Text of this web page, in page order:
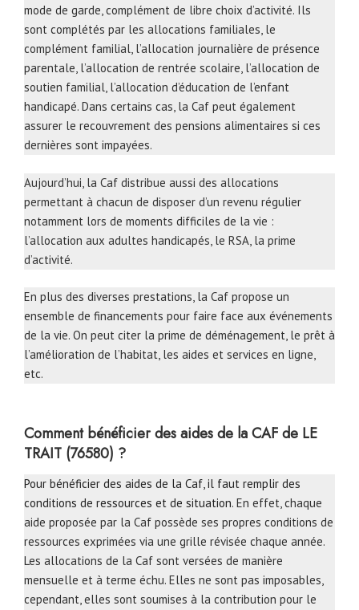
mode de garde, complément de libre choix d’activité. Ils
sont complétés par les allocations familiales, le
complément familial, l’allocation journalière de présence
parentale, l’allocation de rentrée scolaire, l’allocation de
soutien familial, l’allocation d’éducation de l’enfant
handicapé. Dans certains cas, la Caf peut également
assurer le recouvrement des pensions alimentaires si ces
dernières sont impayées.
Aujourd’hui, la Caf distribue aussi des allocations
permettant à chacun de disposer d’un revenu régulier
notamment lors de moments difficiles de la vie :
l’allocation aux adultes handicapés, le RSA, la prime
d’activité.
En plus des diverses prestations, la Caf propose un
ensemble de financements pour faire face aux événements
de la vie. On peut citer la prime de déménagement, le prêt à
l’amélioration de l’habitat, les aides et services en ligne,
etc.
Comment bénéficier des aides de la CAF de LE
TRAIT (76580) ?
Pour bénéficier des aides de la Caf, il faut remplir des
conditions de ressources et de situation. En effet, chaque
aide proposée par la Caf possède ses propres conditions de
ressources exprimées via une grille révisée chaque année.
Les allocations de la Caf sont versées de manière
mensuelle et à terme échu. Elles ne sont pas imposables,
cependant, elles sont soumises à la contribution pour le